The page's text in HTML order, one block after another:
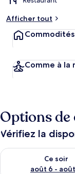
Afficher tout
Comme à la
Options
Vérifiez la
Ce soir
août 6 -
Vérifier la